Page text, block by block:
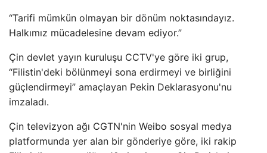
“Tarifi mümkün olmayan bir dönüm noktasındayız.
Halkımız mücadelesine devam ediyor.”
Çin devlet yayın kuruluşu CCTV'ye göre iki grup,
“Filistin'deki bölünmeyi sona erdirmeyi ve birliğini
güçlendirmeyi” amaçlayan Pekin Deklarasyonu'nu
imzaladı.
Çin televizyon ağı CGTN'nin Weibo sosyal medya
platformunda yer alan bir gönderiye göre, iki rakip